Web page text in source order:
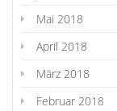
Mai 2018
April 2018
März 2018
Februar 2018